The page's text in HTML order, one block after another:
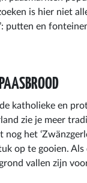
is hier niet
putten en
katholieke en
zie je meer
het
op te gooien.
vallen zijn